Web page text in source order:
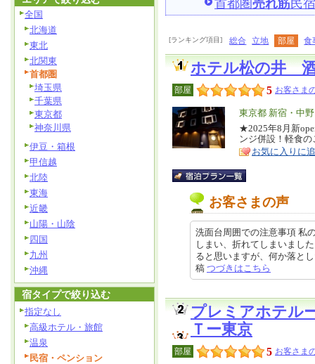
首都圏売れ筋民
[ランキング項目] 総合 立地 部屋 食
ホテル松の井
部屋 5 お客さま
エ
リ
ア
東京都 新宿・中
特
徴
★2025年8月新
ンジ併設！軽食
お気に入りに
お客さまの声
洗面台周囲での注意事項 私
しまい、折れてしまいまし
ると思いますが、何か落と
稿 つづきはこちら
プレミアホテル
Ｔー東京
部屋 5 お客さま
全国
北海道
東北
北関東
首都圏
埼玉県
千葉県
東京都
神奈川県
伊豆・箱根
甲信越
北陸
東海
近畿
山陽・山陰
四国
九州
沖縄
宿タイプで絞り込む
指定なし
高級ホテル・旅館
温泉
民宿・ペンション